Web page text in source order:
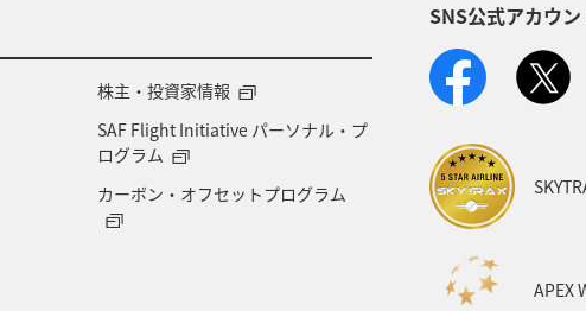
株主・投資家情報
SAF Flight Initiative パーソナル・プ
ログラム
カーボン・オフセットプログラム
SNS公式アカウン
APEX